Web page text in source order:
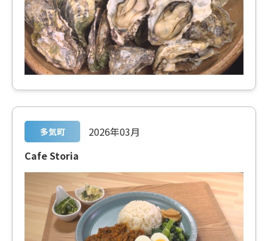
多気町
2026年03月
Cafe Storia